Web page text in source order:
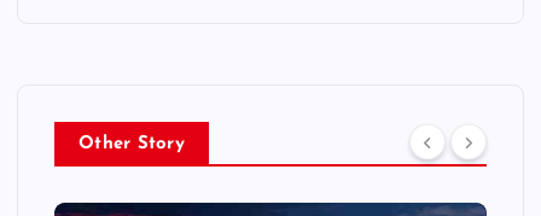
Other Story